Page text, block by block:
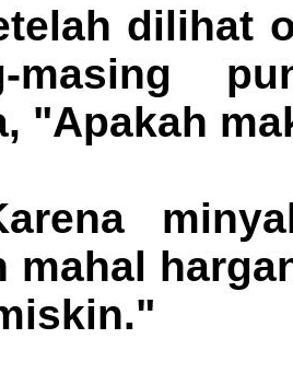
dilihat
masing
"Apakah
mahal